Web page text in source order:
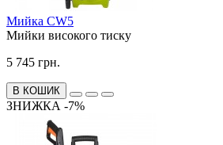
Мийка CW5
Мийки високого тиску
5 745 грн.
В КОШИК
ЗНИЖКА -7%